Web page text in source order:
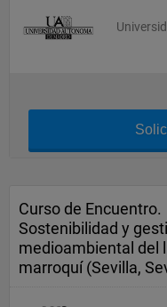
Curso de Encuentro.
Sostenibilidad y
medioambiental del
marroquí (Sevilla,